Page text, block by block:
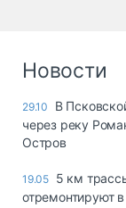
Новости
29.10
В
через реку
Остров
19.05 5 км
отремонтируют